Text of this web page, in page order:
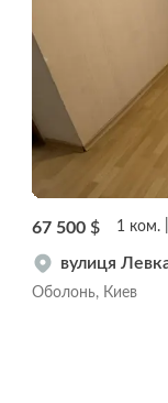
67 500 $ 1 ком.
вулиця
Оболонь, Киев